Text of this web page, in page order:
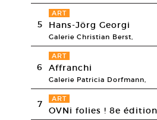
5
ART
Hans-Jörg Georgi
Galerie Christian Berst,
6
ART
Affranchi
Galerie Patricia Dorfmann,
7 ART
OVNi folies ! 8e édition